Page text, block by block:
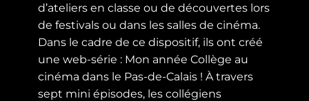
d’ateliers en classe ou de découvertes lors
de festivals ou dans les salles de cinéma.
Dans le cadre de ce dispositif, ils ont créé
une web-série : Mon année Collège au
cinéma dans le Pas-de-Calais ! À travers
sept mini épisodes, les collégiens